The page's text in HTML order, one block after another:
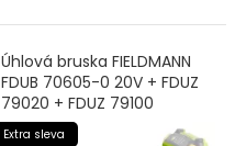
Úhlová bruska FIELDMANN
FDUB 70605-0 20V + FDUZ
79020 + FDUZ 79100
Extra sleva